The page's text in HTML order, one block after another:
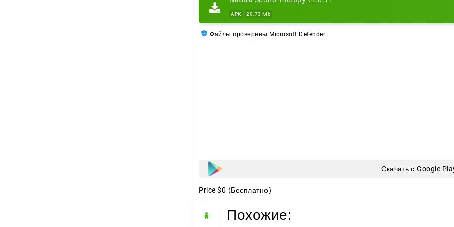
APK 29.73 Mb
Файлы проверены Microsoft Defender
Скачать с Google
Price $0 (Бесплатно)
Похожие: